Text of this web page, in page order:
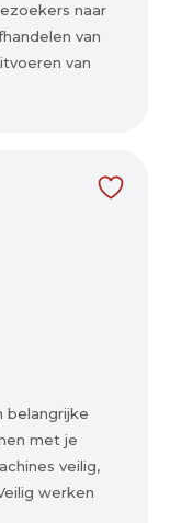
naar
van
van
belangrijke
met je
veilig,
werken